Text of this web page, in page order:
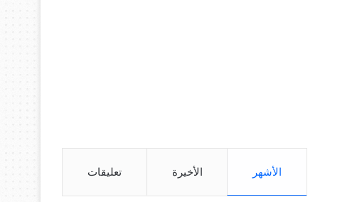
الأشهر الأخيرة تعليقات